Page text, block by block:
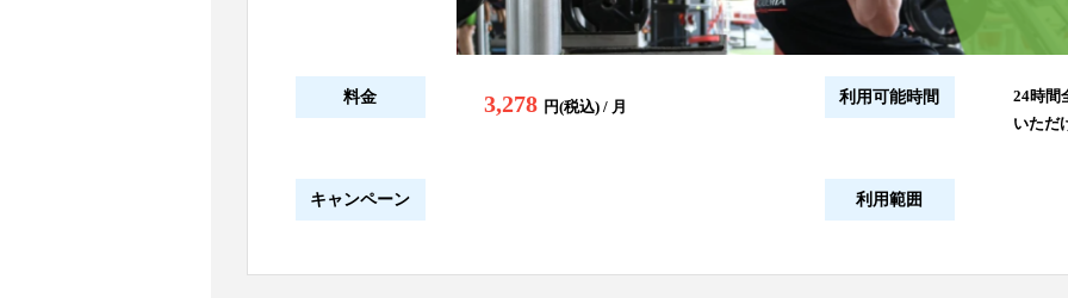
料金 3,278 円(税込) / 月
利用可能時間
24時間
いただ
キャンペーン 利用範囲